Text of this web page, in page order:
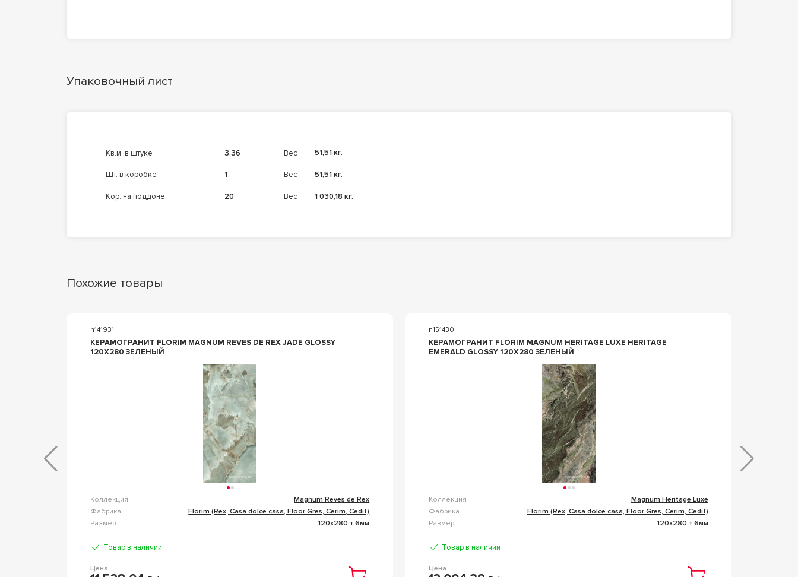
Упаковочный лист
кв.м. в штуке 3.36 Вес 51,51 кг.
шт. в коробке 1 Вес 51,51 кг.
кор. на поддоне 20 Вес 1 030,18 кг.
Похожие товары
n141931
КЕРАМОГРАНИТ FLORIM MAGNUM REVES DE REX JADE GLOSSY
120X280 ЗЕЛЕНЫЙ
Коллекция
Magnum Reves de Rex
Фабрика
Florim (Rex, Casa dolce casa, Floor Gres, Cerim, Cedit)
Размер
120x280 т.6мм
Товар в наличии
Цена
n151430
КЕРАМОГРАНИТ FLORIM MAGNUM HERITAGE LUXE HERITAGE
EMERALD GLOSSY 120X280 ЗЕЛЕНЫЙ
Коллекция
Magnum Heritage Luxe
Фабрика
Florim (Rex, Casa dolce casa, Floor Gres, Cerim, Cedit)
Размер
120x280 т.6мм
Товар в наличии
Цена